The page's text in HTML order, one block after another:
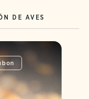
DE AVES